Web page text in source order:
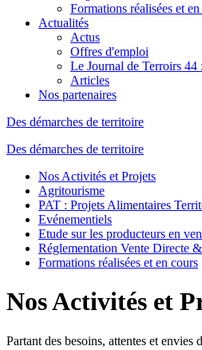
Formations réalisées et
Actualités
Actus
Offres d'emploi
Le Journal de Terroirs
Articles
Nos partenaires
Des démarches de territoire
Des démarches de territoire
Nos Activités et Projets
Agritourisme
PAT : Projets Alimentaires
Evénementiels
Etude sur les producteurs en
Réglementation Vente Directe
Formations réalisées et en cours
Nos Activités et
Partant des besoins, attentes et envies